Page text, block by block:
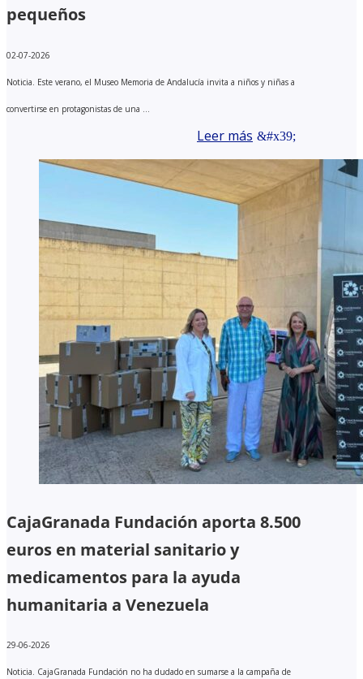
pequeños
02-07-2026
Noticia. Este verano, el Museo Memoria de Andalucía invita a niños y niñas a
convertirse en protagonistas de una ...
Leer más
CajaGranada Fundación aporta 8.500
euros en material sanitario y
medicamentos para la ayuda
humanitaria a Venezuela
29-06-2026
Noticia. CajaGranada Fundación no ha dudado en sumarse a la campaña de